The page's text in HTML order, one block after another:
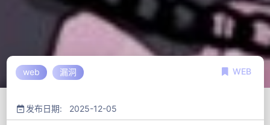
web 漏洞 WEB
发布日期: 2025-12-05